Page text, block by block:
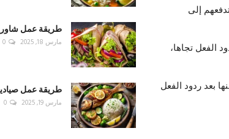
إلى
الفعل تجاها،
بعد ردود الفعل
طريقة عمل
مارس 18, 2025 0
طريقة عمل
مارس 19, 2025 0